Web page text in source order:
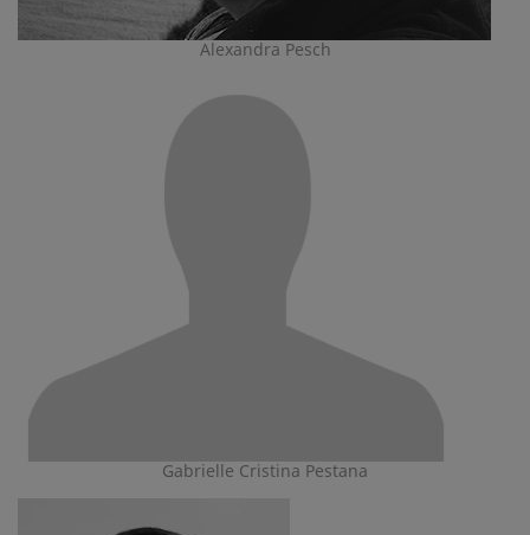
Alexandra Pesch
Gabrielle Cristina Pestana